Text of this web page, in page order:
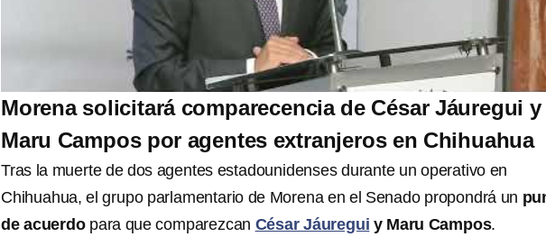
Morena solicitará comparecencia de César Jáuregui y
Maru Campos por agentes extranjeros en Chihuahua
Tras la muerte de dos agentes estadounidenses durante un operativo en
Chihuahua, el grupo parlamentario de Morena en el Senado propondrá un
de acuerdopara que comparezcan César Jáuregui y Maru Campos.